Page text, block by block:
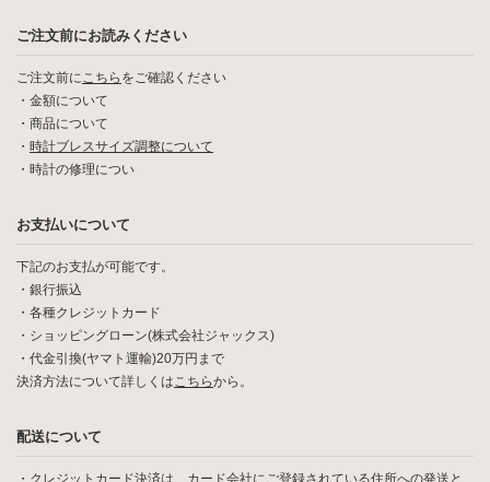
ご注文前にお読みください
ご注文前にこちら をご確認ください
・ 金額について
・ 商品について
・ 時計ブレスサイズ調整について
・ 時計の修理につい
お支払いについて
下記のお支払が可能です。
・銀行振込
・各種クレジットカード
・ショッピングローン(株式会社ジャックス)
・代金引換(ヤマト運輸)20万円まで
決済方法について詳しくはこちらから。
配送について
・クレジットカード決済は、カード会社にご登録されている住所への発送と